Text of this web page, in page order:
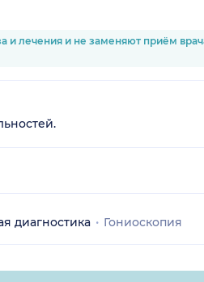
лечения и не заменяют приём
диагностика Гониоскопия